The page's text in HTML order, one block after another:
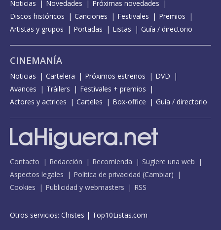
Noticias Novedades
Próximas novedades
Discos históricos
Canciones Festivales
Premios
Artistas y grupos
Portadas Listas Guía / directorio
CINEMANÍA
Noticias Cartelera Próximos estrenos
DVD
Avances
Tráilers
Festivales + premios
Actores y actrices
Carteles Box-office Guía / directorio
Contacto Redacción Recomienda
Sugiere una web
Aspectos legales
Política de privacidad (Cambiar)
Cookies
Publicidad y webmasters RSS
Otros servicios: Chistes | Top10Listas.com